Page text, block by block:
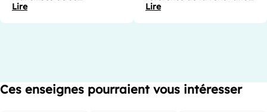
concentrer sur ce qui crée
intégrer une organisation
capable d’apporter un
Lire
énergétique et attire des
grands rendez-vous
sportifs où les meilleurs
Lire
Ces enseignes pourraient vous intéresser